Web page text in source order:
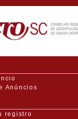
Anúncios
registro